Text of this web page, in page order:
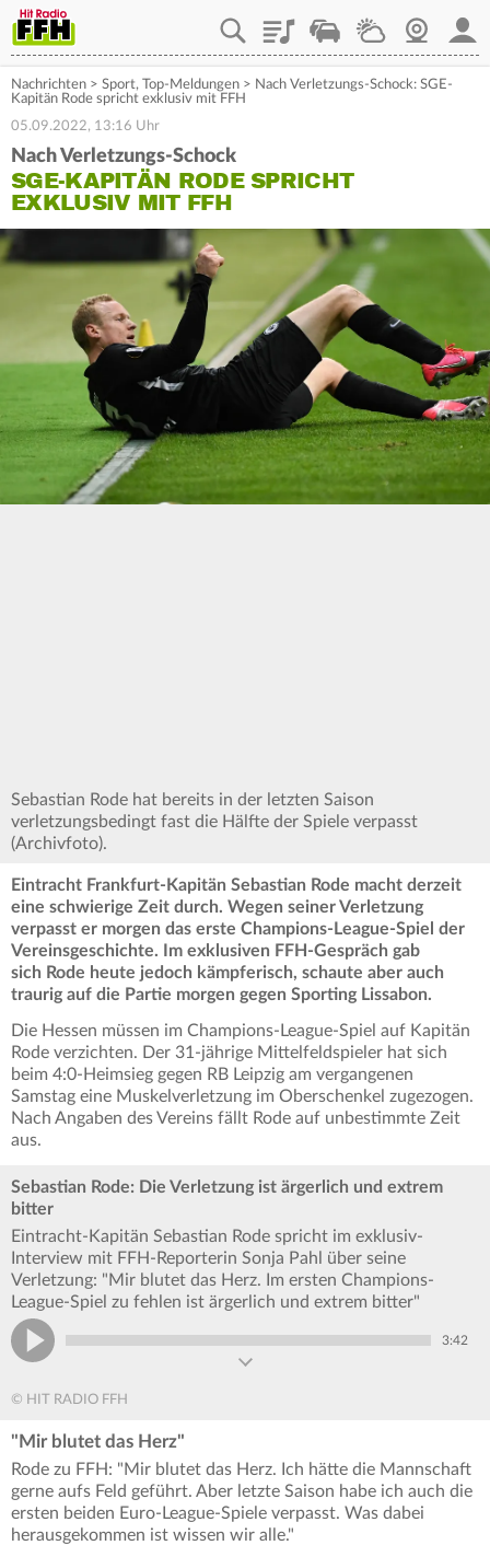
PlaylistStaupilotWetterWebcam
Nachrichten > Sport, Top-Meldungen > Nach Verletzungs-Schock: SGE-
Kapitän Rode spricht exklusiv mit FFH
05.09.2022, 13:16 Uhr
Nach Verletzungs-Schock
SGE-KAPITÄN RODE SPRICHT
EXKLUSIV MIT FFH
Sebastian Rode hat bereits in der letzten Saison
verletzungsbedingt fast die Hälfte der Spiele verpasst
(Archivfoto).
Eintracht Frankfurt-Kapitän Sebastian Rode macht derzeit
eine schwierige Zeit durch. Wegen seiner Verletzung
verpasst er morgen das erste Champions-League-Spiel der
Vereinsgeschichte. Im exklusiven FFH-Gespräch gab
sich Rode heute jedoch kämpferisch, schaute aber auch
traurig auf die Partie morgen gegen Sporting Lissabon.
Die Hessen müssen im Champions-League-Spiel auf Kapitän
Rode verzichten. Der 31-jährige Mittelfeldspieler hat sich
beim 4:0-Heimsieg gegen RB Leipzig am vergangenen
Samstag eine Muskelverletzung im Oberschenkel zugezogen.
Nach Angaben des Vereins fällt Rode auf unbestimmte Zeit
aus.
Sebastian Rode: Die Verletzung ist ärgerlich und extrem
bitter
Eintracht-Kapitän Sebastian Rode spricht im exklusiv-
Interview mit FFH-Reporterin Sonja Pahl über seine
Verletzung: "Mir blutet das Herz. Im ersten Champions-
League-Spiel zu fehlen ist ärgerlich und extrem bitter"
3:42
© HIT RADIO FFH
"Mir blutet das Herz"
Rode zu FFH: "Mir blutet das Herz. Ich hätte die Mannschaft
gerne aufs Feld geführt. Aber letzte Saison habe ich auch die
ersten beiden Euro-League-Spiele verpasst. Was dabei
herausgekommen ist wissen wir alle."